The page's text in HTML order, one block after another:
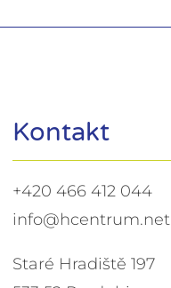
Kontakt
+420 466 412 044
info@hcentrum.net
Staré Hradiště 197